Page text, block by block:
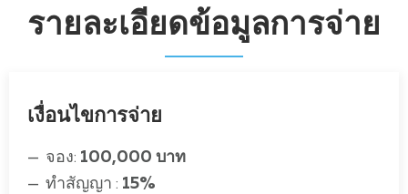
รายละเอียดข้อมูลการจ่าย
เงื่อนไขการจ่าย
จอง: 100,000 บาท
ทำสัญญา : 15%